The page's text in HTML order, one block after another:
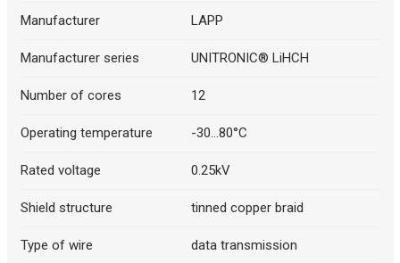
Manufacturer LAPP
Manufacturer series UNITRONIC® LiHCH
Number of cores 12
Operating temperature -30...80°C
Rated voltage 0.25kV
Shield structure tinned copper braid
Type of wire data transmission